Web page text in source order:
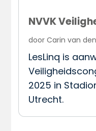
NVVK
door Carin van
LesLinq is
2025 in
Utrecht.